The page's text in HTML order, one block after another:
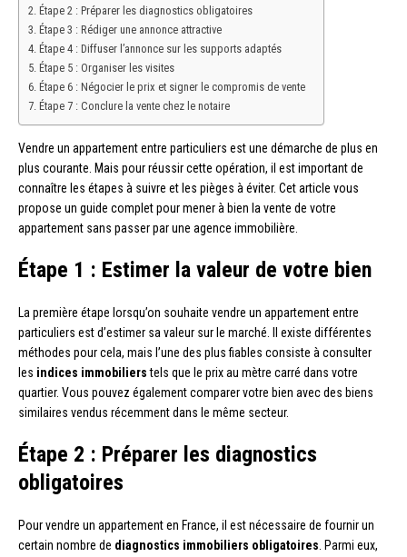
Étape 2 : Préparer les diagnostics obligatoires
Étape 3 : Rédiger une annonce attractive
Étape 4 : Diffuser l’annonce sur les supports adaptés
Étape 5 : Organiser les visites
Étape 6 : Négocier le prix et signer le compromis de vente
Étape 7 : Conclure la vente chez le notaire
Vendre un appartement entre particuliers est une démarche de plus en
plus courante. Mais pour réussir cette opération, il est important de
connaître les étapes à suivre et les pièges à éviter. Cet article vous
propose un guide complet pour mener à bien la vente de votre
appartement sans passer par une agence immobilière.
Étape 1 : Estimer la valeur de votre bien
La première étape lorsqu’on souhaite vendre un appartement entre
particuliers est d’estimer sa valeur sur le marché. Il existe différentes
méthodes pour cela, mais l’une des plus fiables consiste à consulter
les indices immobilierstels que le prix au mètre carré dans votre
quartier. Vous pouvez également comparer votre bien avec des biens
similaires vendus récemment dans le même secteur.
Étape 2 : Préparer les diagnostics
obligatoires
Pour vendre un appartement en France, il est nécessaire de fournir un
certain nombre de diagnostics immobiliers obligatoires . Parmi eux,